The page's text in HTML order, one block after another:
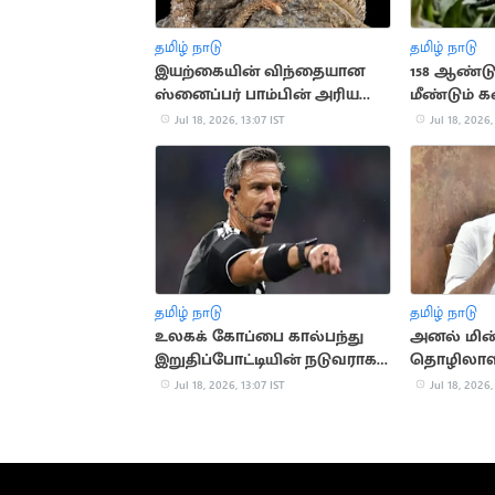
தமிழ் நாடு
இயற்கையின் விந்தையான
ஸ்னைப்பர் பாம்பின் அரிய
பின்னணி
Jul 18, 2026, 13:07 IST
தமிழ் நாடு
158
மீண்டும்
அரிய மலர்
Jul 18, 2026,
தமிழ் நாடு
உலகக் கோப்பை கால்பந்து
இறுதிப்போட்டியின் நடுவராக
சிலாவ்கோ வின்சிச் தேர்வு
Jul 18, 2026, 13:07 IST
தமிழ் நாடு
அனல்
அமைச்சர்
Jul 18, 2026,